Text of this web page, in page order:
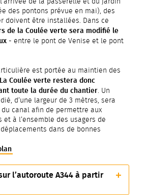
de la passerelle et du jardin
des pontons prévue en mai), des
doivent être installées. Dans ce
de la Coulée verte sera modifié le
- entre le pont de Venise et le pont
est portée au maintien des
La Coulée verte restera donc
toute la durée du chantier. Un
d’une largeur de 3 mètres, sera
canal afin de permettre aux
et à l’ensemble des usagers de
dans de bonnes
l’autoroute A344 à partir